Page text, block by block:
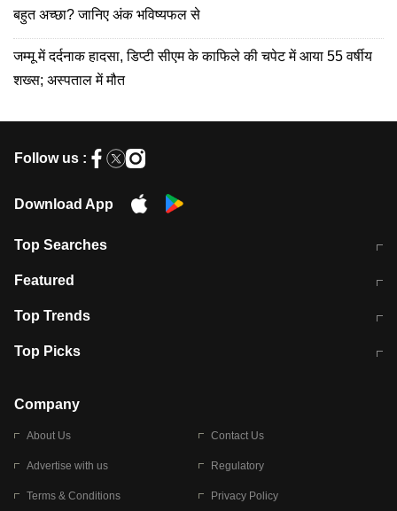
बहुत अच्छा? जानिए अंक भविष्यफल से
जम्मू में दर्दनाक हादसा, डिप्टी सीएम के काफिले की चपेट में आया 55 वर्षीय
शख्स; अस्पताल में मौत
Follow us :
Download App
Top Searches
मुंबई में लगे 'जेन जी' के पोस्टर, लिखा- 'मैं
Featured
10 अगस्त को विधानसभा का घेराव करेंगे
Top Trends
RBI का नया नियम: अब बैंकों को अपनी सभी
Top Picks
बारिश की चेतावनी
Company
About Us Contact Us
Advertise with us Regulatory
Terms & Conditions Privacy Policy